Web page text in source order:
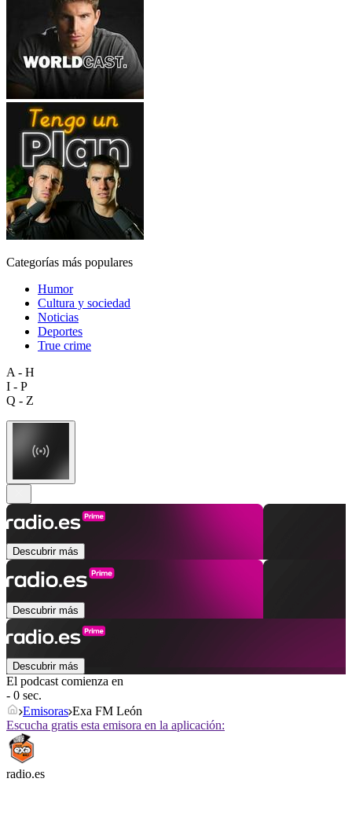
Categorías más populares
Humor
Cultura y sociedad
Noticias
Deportes
True crime
A - H
I - P
Q - Z
Descubrir más
Descubrir más
Descubrir más
El podcast comienza en
- 0 sec.
Emisoras Exa FM León
Escucha gratis esta emisora en la aplicación:
radio.es